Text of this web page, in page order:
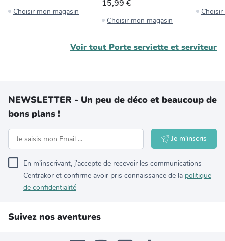
Choisir mon magasin
15,99 €
Choisir mon magasin
Voir tout Porte serviette et serviteur
NEWSLETTER - Un peu de déco et beaucoup de
bons plans !
Je m'inscris
En m’inscrivant, j’accepte de recevoir les communications
Centrakor et confirme avoir pris connaissance de la politique
de confidentialité
Suivez nos aventures